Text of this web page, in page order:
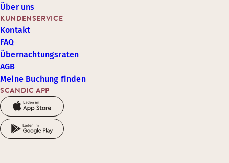
SCANDIC APP
KUNDENSERVICE
Kontakt
FAQ
Übernachtungsraten
AGB
Meine Buchung finden
Über uns